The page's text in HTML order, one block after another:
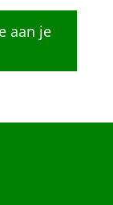
aan je